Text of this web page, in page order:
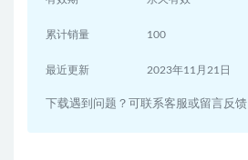
累计销量 100
最近更新 2023年11月21日
下载遇到问题？可联系客服或留言反馈